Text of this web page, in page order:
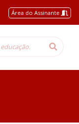
Área do Assinante